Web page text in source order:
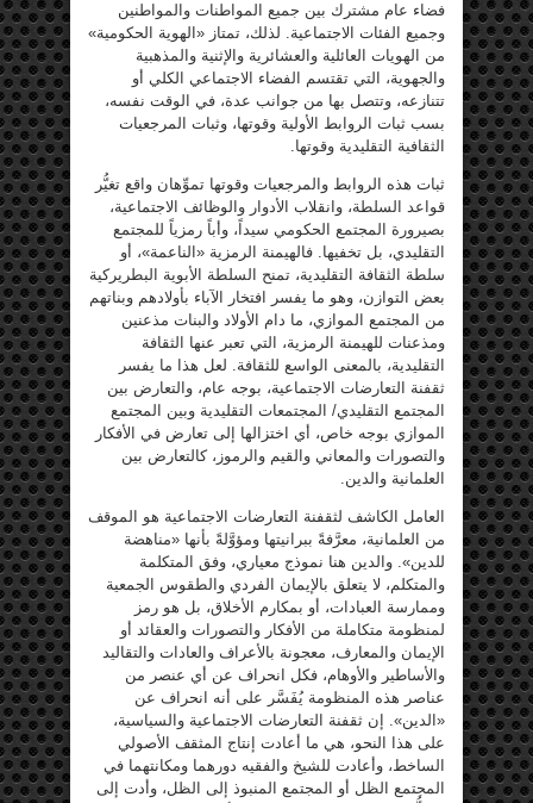
فضاء عام مشترك بين جميع المواطنات والمواطنين
وجميع الفئات الاجتماعية. لذلك، تمتاز «الهوية الحكومية»
من الهويات العائلية والعشائرية والإثنية والمذهبية
والجهوية، التي تقتسم الفضاء الاجتماعي الكلي أو
تتنازعه، وتتصل بها من جوانب عدة، في الوقت نفسه،
بسب ثبات الروابط الأولية وقوتها، وثبات المرجعيات
الثقافية التقليدية وقوتها.
ثبات هذه الروابط والمرجعيات وقوتها تموِّهان واقع تغيُّر
قواعد السلطة، وانقلاب الأدوار والوظائف الاجتماعية،
بصيرورة المجتمع الحكومي سيداً، وأباً رمزياً للمجتمع
التقليدي، بل تخفيها. فالهيمنة الرمزية «الناعمة»، أو
سلطة الثقافة التقليدية، تمنح السلطة الأبوية البطريركية
بعض التوازن، وهو ما يفسر افتخار الآباء بأولادهم وبناتهم
من المجتمع الموازي، ما دام الأولاد والبنات مذعنين
ومذعنات للهيمنة الرمزية، التي تعبر عنها الثقافة
التقليدية، بالمعنى الواسع للثقافة. لعل هذا ما يفسر
ثقفنة التعارضات الاجتماعية، بوجه عام، والتعارض بين
المجتمع التقليدي/ المجتمعات التقليدية وبين المجتمع
الموازي بوجه خاص، أي اختزالها إلى تعارض في الأفكار
والتصورات والمعاني والقيم والرموز، كالتعارض بين
العلمانية والدين.
العامل الكاشف لثقفنة التعارضات الاجتماعية هو الموقف
من العلمانية، معرَّفةً ببرانيتها ومؤوَّلةً بأنها «مناهضة
للدين». والدين هنا نموذج معياري، وفق المتكلمة
والمتكلم، لا يتعلق بالإيمان الفردي والطقوس الجمعية
وممارسة العبادات، أو بمكارم الأخلاق، بل هو رمز
لمنظومة متكاملة من الأفكار والتصورات والعقائد أو
الإيمان والمعارف، معجونة بالأعراف والعادات والتقاليد
والأساطير والأوهام، فكل انحراف عن أي عنصر من
عناصر هذه المنظومة يُفَسَّر على أنه انحراف عن
«الدين». إن ثقفنة التعارضات الاجتماعية والسياسية،
على هذا النحو، هي ما أعادت إنتاج المثقف الأصولي
الساخط، وأعادت للشيخ والفقيه دورهما ومكانتهما في
المجتمع الظل أو المجتمع المنبوذ إلى الظل، وأدت إلى